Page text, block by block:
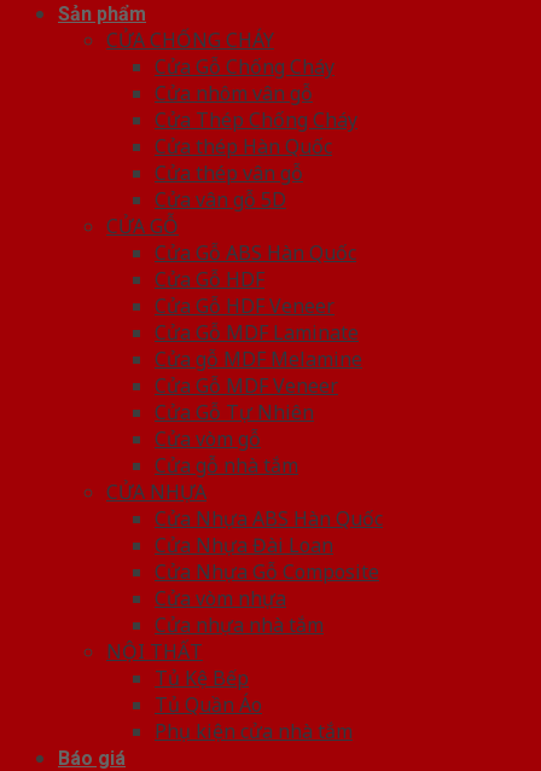
Sản phẩm
CỬA CHỐNG CHÁY
Cửa Gỗ Chống Cháy
Cửa nhôm vân gỗ
Cửa Thép Chống Cháy
Cửa thép Hàn Quốc
Cửa thép vân gỗ
Cửa vân gỗ 5D
CỬA GỖ
Cửa Gỗ ABS Hàn Quốc
Cửa Gỗ HDF
Cửa Gỗ HDF Veneer
Cửa Gỗ MDF Laminate
Cửa gỗ MDF Melamine
Cửa Gỗ MDF Veneer
Cửa Gỗ Tự Nhiên
Cửa vòm gỗ
Cửa gỗ nhà tắm
CỬA NHỰA
Cửa Nhựa ABS Hàn Quốc
Cửa Nhựa Đài Loan
Cửa Nhựa Gỗ Composite
Cửa vòm nhựa
Cửa nhựa nhà tắm
NỘI THẤT
Tủ Kệ Bếp
Tủ Quần Áo
Phụ kiện cửa nhà tắm
Báo giá